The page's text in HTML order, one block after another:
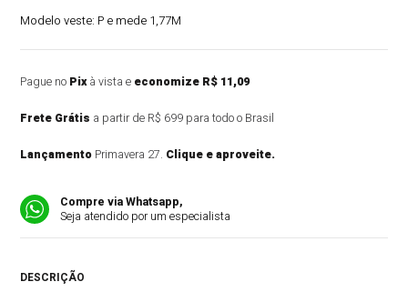
Modelo veste: P e mede 1,77M
Pague no Pixà vista e economize R$ 11,09
Frete Grátis a partir de R$ 699 para todo o Brasil
Lançamento Primavera 27. Clique e aproveite.
Compre via Whatsapp,
Seja atendido por um especialista